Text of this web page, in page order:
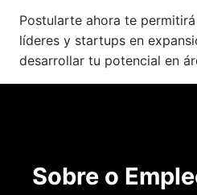
Postularte ahora te
líderes y startups en
desarrollar tu potencial en
Sobre o